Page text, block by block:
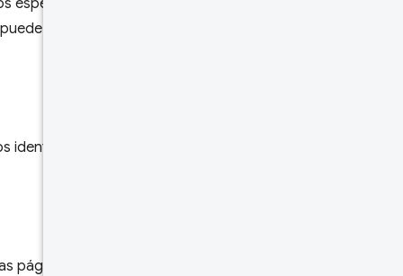
específicos para un
contener datos de una
identificadores son páginas
páginas de ese origen se